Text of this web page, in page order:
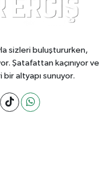
sizleri buluştururken,
Şatafattan kaçınıyor ve
altyapı sunuyor.